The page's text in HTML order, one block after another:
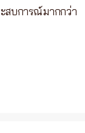
สบการณ์มากกว่า